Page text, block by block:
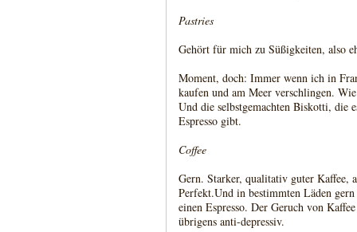
Pastries
Gehört für mich zu Süßigkeiten, also
Moment, doch: Immer wenn ich in
kaufen und am Meer verschlingen.
Und die selbstgemachten Biskotti, die
Espresso gibt.
Coffee
Gern. Starker, qualitativ guter Kaffee,
Perfekt.Und in bestimmten Läden
einen Espresso. Der Geruch von
übrigens anti-depressiv.